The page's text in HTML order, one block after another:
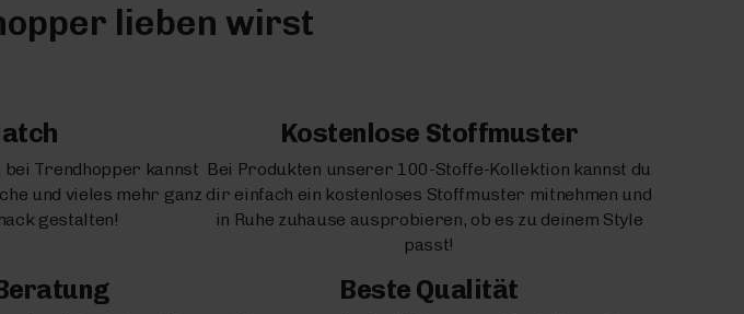
lieben wirst
Trendhopper kannst
und vieles mehr ganz
gestalten!
Kostenlose Stoffmuster
Bei Produkten unserer 100-Stoffe-Kollektion kannst du
dir einfach ein kostenloses Stoffmuster mitnehmen und
in Ruhe zuhause ausprobieren, ob es zu deinem Style
passt!
Beste Qualität